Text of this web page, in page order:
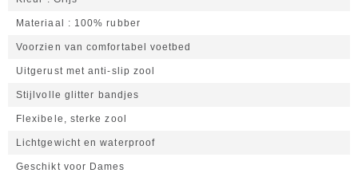
Materiaal 100% rubber
Voorzien van comfortabel voetbed
Uitgerust met anti-slip zool
Stijlvolle glitter bandjes
Flexibele, sterke zool
Lichtgewicht en waterproof
Geschikt voor Dames